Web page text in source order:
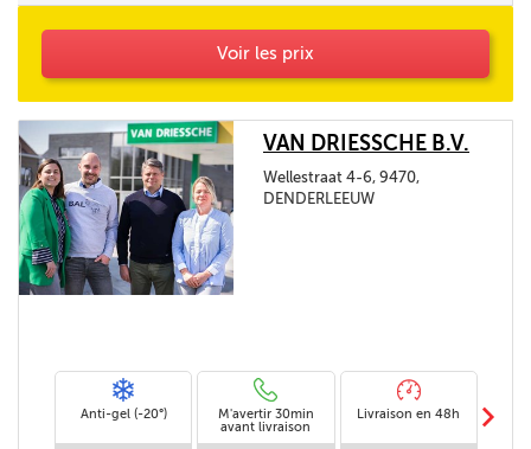
Voir les prix
VAN DRIESSCHE B.V.
Wellestraat 4-6, 9470,
DENDERLEEUW
Anti-gel (-20°)
M'avertir 30min
avant livraison
Livraison en 48h m